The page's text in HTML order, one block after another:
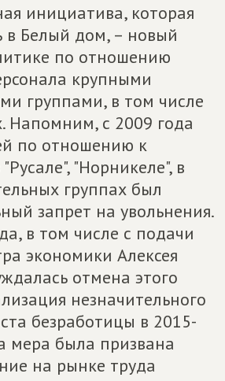
инициатива, которая
в Белый дом, – новый
по отношению
крупными
группами, в том числе
Напомним, с 2009 года
по отношению к
"Норникеле", в
группах был
запрет на увольнения.
в том числе с подачи
экономики Алексея
отмена этого
незначительного
безработицы в 2015-
мера была призвана
на рынке труда